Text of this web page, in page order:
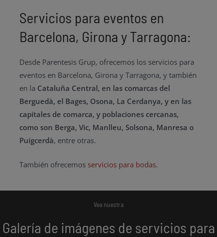
Servicios para eventos en
Barcelona, Girona y Tarragona:
Desde Parentesis Grup, ofrecemos los servicios para
eventos en Barcelona, Girona y Tarragona, y también
en la Cataluña Central, en las comarcas del
Berguedà, el Bages, Osona, La Cerdanya, y en las
capitales de comarca, y poblaciones cercanas,
como son Berga, Vic, Manlleu, Solsona, Manresa o
Puigcerdà, entre otras.
También ofrecemos servicios para bodas.
Vea nuestra
Galería de imágenes de servicios para